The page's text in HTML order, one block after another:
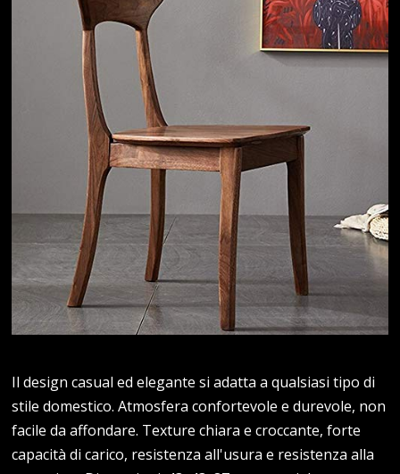
Il design casual ed elegante si adatta a qualsiasi tipo di
stile domestico. Atmosfera confortevole e durevole, non
facile da affondare. Texture chiara e croccante, forte
capacità di carico, resistenza all'usura e resistenza alla